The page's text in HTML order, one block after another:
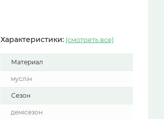
Характеристики: (смотреть все)
Материал
муслін
Сезон
демісезон